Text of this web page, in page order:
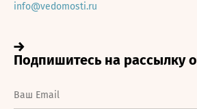
info@vedomosti.ru